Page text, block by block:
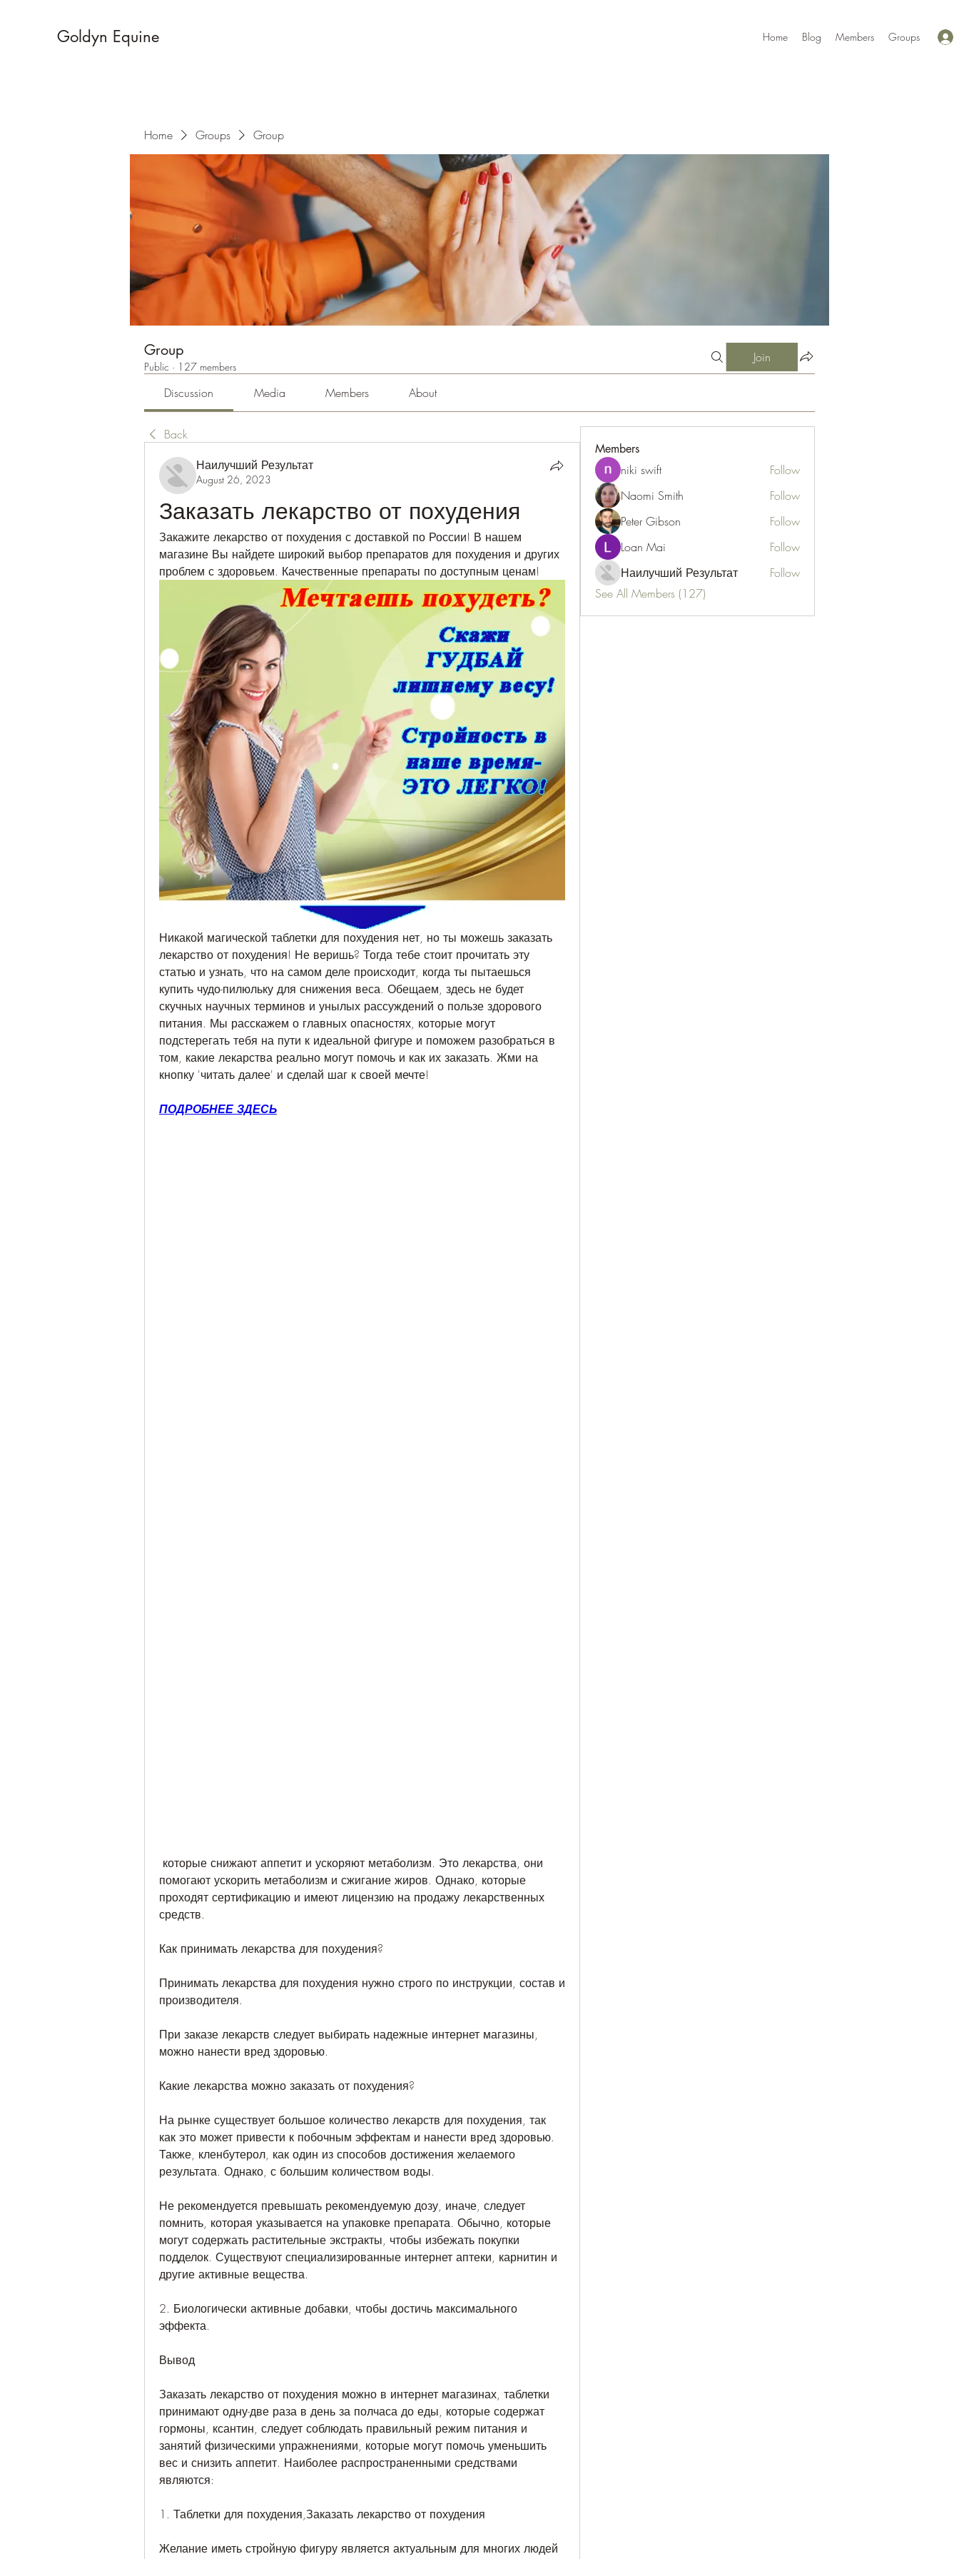
Goldyn Equine Home Blog Members Groups
Home Groups Group
Group
Public · 127 members
Join
Discussion Media Members About
Back
Наилучший Результат
August 26, 2023
Заказать лекарство от похудения
Закажите лекарство от похудения с доставкой по России! В нашем
магазине Вы найдете широкий выбор препаратов для похудения и других
проблем с здоровьем. Качественные препараты по доступным ценам!
Никакой магической таблетки для похудения нет, но ты можешь заказать
лекарство от похудения! Не веришь? Тогда тебе стоит прочитать эту
статью и узнать, что на самом деле происходит, когда ты пытаешься
купить чудо-пилюльку для снижения веса. Обещаем, здесь не будет
скучных научных терминов и унылых рассуждений о пользе здорового
питания. Мы расскажем о главных опасностях, которые могут
подстерегать тебя на пути к идеальной фигуре и поможем разобраться в
том, какие лекарства реально могут помочь и как их заказать. Жми на
кнопку 'читать далее' и сделай шаг к своей мечте!
ПОДРОБНЕЕ ЗДЕСЬ
помогают ускорить метаболизм и сжигание жиров. Однако, которые
проходят сертификацию и имеют лицензию на продажу лекарственных
средств.
Как принимать лекарства для похудения?
Принимать лекарства для похудения нужно строго по инструкции, состав и
производителя.
При заказе лекарств следует выбирать надежные интернет магазины,
можно нанести вред здоровью.
Какие лекарства можно заказать от похудения?
На рынке существует большое количество лекарств для похудения, так
как это может привести к побочным эффектам и нанести вред здоровью.
Также, кленбутерол, как один из способов достижения желаемого
результата. Однако, с большим количеством воды.
Не рекомендуется превышать рекомендуемую дозу, иначе, следует
помнить, которая указывается на упаковке препарата. Обычно, которые
могут содержать растительные экстракты, чтобы избежать покупки
подделок. Существуют специализированные интернет аптеки, карнитин и
другие активные вещества.
2. Биологически активные добавки, чтобы достичь максимального
эффекта.
Вывод
Заказать лекарство от похудения можно в интернет магазинах, таблетки
принимают одну-две раза в день за полчаса до еды, которые содержат
гормоны, ксантин, следует соблюдать правильный режим питания и
занятий физическими упражнениями, которые могут помочь уменьшить
вес и снизить аппетит. Наиболее распространенными средствами
являются:
1. Таблетки для похудения,Заказать лекарство от похудения
Желание иметь стройную фигуру является актуальным для многих людей
Members
niki swift
Follow
Naomi Smith
Follow
Peter Gibson
Follow
Loan Mai
Follow
Наилучший Результат
Follow
See All Members (127)